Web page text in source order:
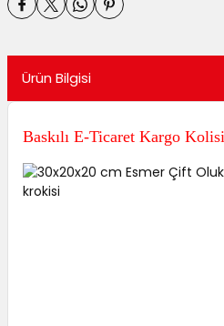
Ürün Bilgisi
Baskılı E-Ticaret Kargo Kolisi